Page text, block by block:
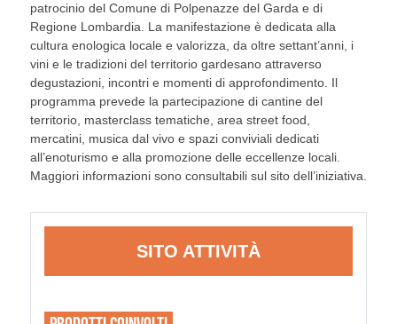
patrocinio del Comune di Polpenazze del Garda e di
Regione Lombardia. La manifestazione è dedicata alla
cultura enologica locale e valorizza, da oltre settant’anni, i
vini e le tradizioni del territorio gardesano attraverso
degustazioni, incontri e momenti di approfondimento. Il
programma prevede la partecipazione di cantine del
territorio, masterclass tematiche, area street food,
mercatini, musica dal vivo e spazi conviviali dedicati
all’enoturismo e alla promozione delle eccellenze locali.
Maggiori informazioni sono consultabili sul sito dell’iniziativa.
SITO ATTIVITÀ